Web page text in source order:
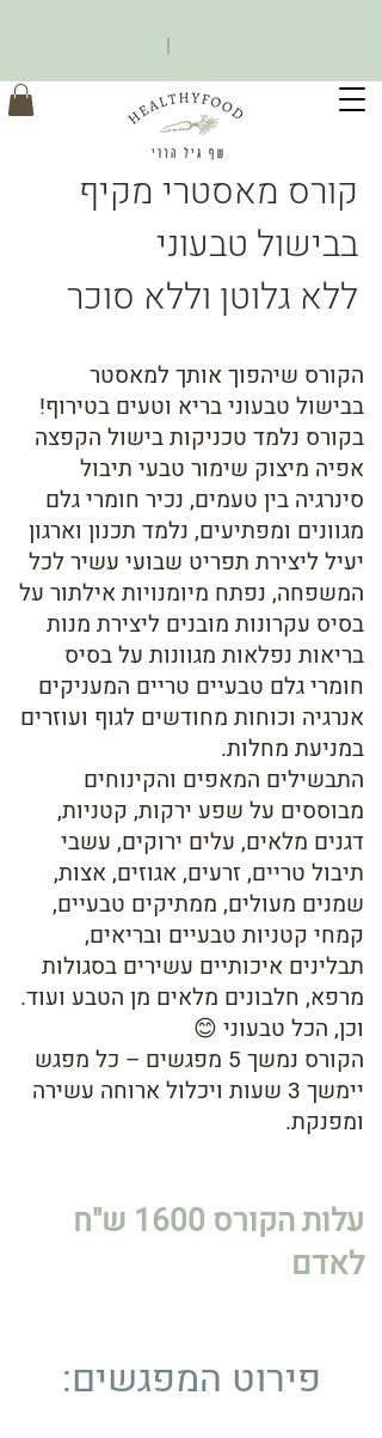
קורס מאסטרי מקיף
בבישול טבעוני
ללא גלוטן וללא סוכר
הקורס שיהפוך אותך למאסטר
בבישול טבעוני בריא וטעים בטירוף!
בקורס נלמד טכניקות בישול הקפצה
אפיה מיצוק שימור טבעי תיבול
סינרגיה בין טעמים, נכיר חומרי גלם
מגוונים ומפתיעים, נלמד תכנון וארגון
יעיל ליצירת תפריט שבועי עשיר לכל
המשפחה, נפתח מיומנויות אילתור על
בסיס עקרונות מובנים ליצירת מנות
בריאות נפלאות מגוונות על בסיס
חומרי גלם טבעיים טריים המעניקים
אנרגיה וכוחות מחודשים לגוף ועוזרים
במניעת מחלות.
התבשילים המאפים והקינוחים
מבוססים על שפע ירקות, קטניות,
דגנים מלאים, עלים ירוקים, עשבי
תיבול טריים, זרעים, אגוזים, אצות,
שמנים מעולים, ממתיקים טבעיים,
קמחי קטניות טבעיים ובריאים,
תבלינים איכותיים עשירים בסגולות
מרפא, חלבונים מלאים מן הטבע ועוד.
וכן, הכל טבעוני 😊
הקורס נמשך 5 מפגשים – כל מפגש
יימשך 3 שעות ויכלול ארוחה עשירה
ומפנקת.
עלות הקורס 1600 ש"ח
לאדם
פירוט המפגשים: